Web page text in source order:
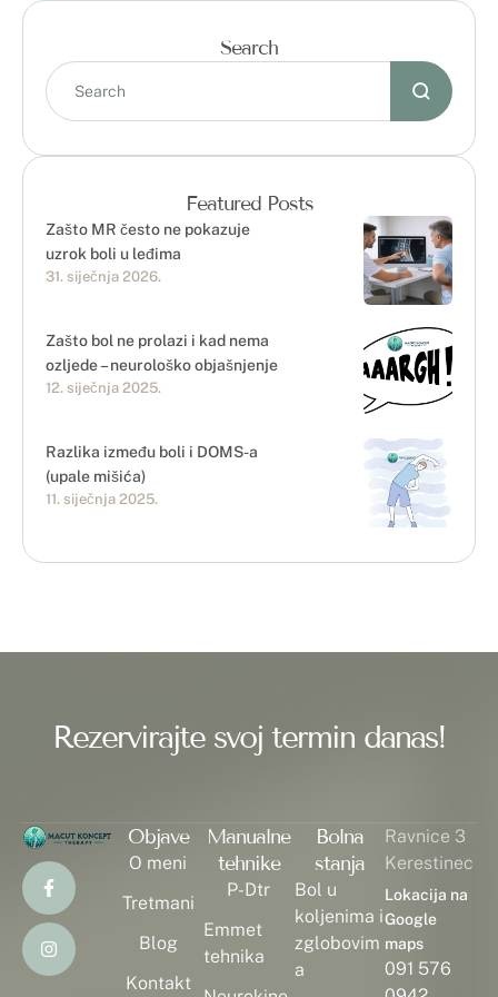
Search
Featured Posts
Zašto MR često ne pokazuje
uzrok boli u leđima
31. siječnja 2026.
Zašto bol ne prolazi i kad nema
ozljede – neurološko objašnjenje
12. siječnja 2025.
Razlika između boli i DOMS-a
(upale mišića)
11. siječnja 2025.
Rezervirajte svoj termin danas!
Objave
O meni
Tretmani
Blog
Kontakt
Manualne
tehnike
P-Dtr
Emmet
tehnika
Bolna
stanja
Bol u
koljenima i
zglobovim
a
Ravnice 3
Kerestinec
Lokacija na
Google
maps
091 576